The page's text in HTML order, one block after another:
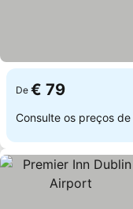
De € 79
Consulte os preços de